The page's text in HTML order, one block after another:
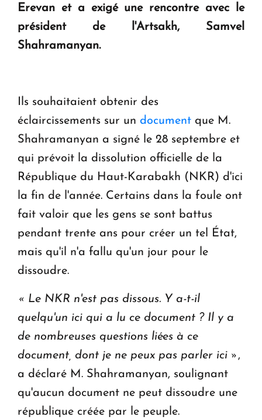
Le premier hôtel Hyatt Regency d'Arménie
ouvrira ses portes à Dilijan
Erevan et a exigé une rencontre avec le
président de l'Artsakh, Samvel
Shahramanyan.
Ils souhaitaient obtenir des
éclaircissements sur un document que M.
Shahramanyan a signé le 28 septembre et
qui prévoit la dissolution officielle de la
République du Haut-Karabakh (NKR) d'ici
la fin de l'année. Certains dans la foule ont
fait valoir que les gens se sont battus
pendant trente ans pour créer un tel État,
mais qu'il n'a fallu qu'un jour pour le
dissoudre.
« Le NKR n'est pas dissous. Y a-t-il
quelqu'un ici qui a lu ce document ? Il y a
de nombreuses questions liées à ce
document, dont je ne peux pas parler ici » ,
a déclaré M. Shahramanyan, soulignant
qu'aucun document ne peut dissoudre une
république créée par le peuple.